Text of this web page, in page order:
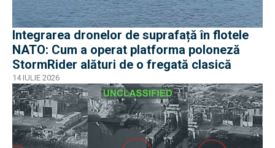
Integrarea dronelor de suprafață în flotele
NATO: Cum a operat platforma poloneză
StormRider alături de o fregată clasică
14 IULIE 2026